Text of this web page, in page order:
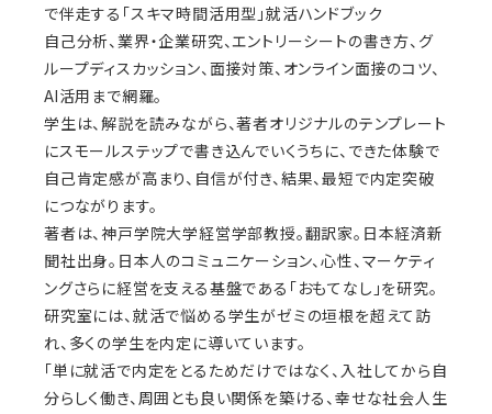
で伴走する「スキマ時間活用型」就活ハンドブック
自己分析、業界・企業研究、エントリーシートの書き方、グ
ループディスカッション、面接対策、オンライン面接のコツ、
AI活用まで網羅。
学生は、解説を読みながら、著者オリジナルのテンプレート
にスモールステップで書き込んでいくうちに、できた体験で
自己肯定感が高まり、自信が付き、結果、最短で内定突破
につながります。
著者は、神戸学院大学経営学部教授。翻訳家。日本経済新
聞社出身。日本人のコミュニケーション、心性、マーケティ
ングさらに経営を支える基盤である「おもてなし」を研究。
研究室には、就活で悩める学生がゼミの垣根を超えて訪
れ、多くの学生を内定に導いています。
「単に就活で内定をとるためだけではなく、入社してから自
分らしく働き、周囲とも良い関係を築ける、幸せな社会人生